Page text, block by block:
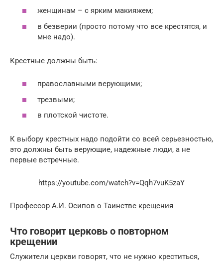
женщинам – с ярким макияжем;
в безверии (просто потому что все крестятся, и
мне надо).
Крестные должны быть:
православными верующими;
трезвыми;
в плотской чистоте.
К выбору крестных надо подойти со всей серьезностью,
это должны быть верующие, надежные люди, а не
первые встречные.
https://youtube.com/watch?v=Qqh7vuK5zaY
Профессор А.И. Осипов о Таинстве крещения
Что говорит церковь о повторном
крещении
Служители церкви говорят, что не нужно креститься,